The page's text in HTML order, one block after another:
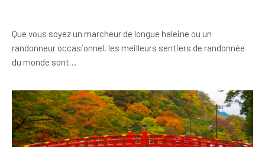
Que vous soyez un marcheur de longue haleine ou un
randonneur occasionnel, les meilleurs sentiers de randonnée
du monde sont…